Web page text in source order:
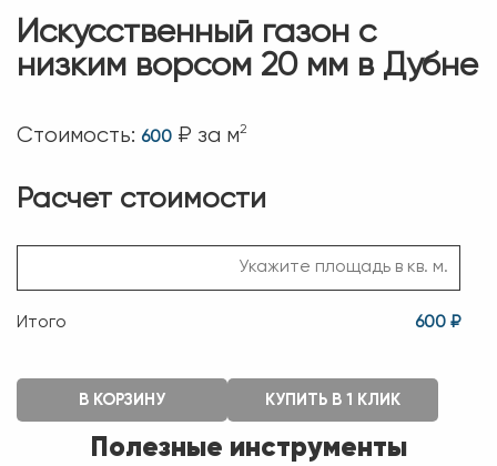
Искусственный газон с
низким ворсом 20 мм в Дубне
Стоимость: 600 ₽ за м2
Расчет стоимости
Итого 600 ₽
В КОРЗИНУ КУПИТЬ В 1 КЛИК
Полезные инструменты